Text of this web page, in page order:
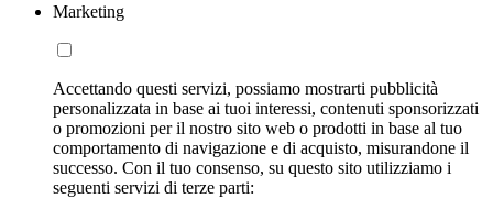
Marketing
Accettando questi servizi, possiamo mostrarti pubblicità
personalizzata in base ai tuoi interessi, contenuti sponsorizzati
o promozioni per il nostro sito web o prodotti in base al tuo
comportamento di navigazione e di acquisto, misurandone il
successo. Con il tuo consenso, su questo sito utilizziamo i
seguenti servizi di terze parti: